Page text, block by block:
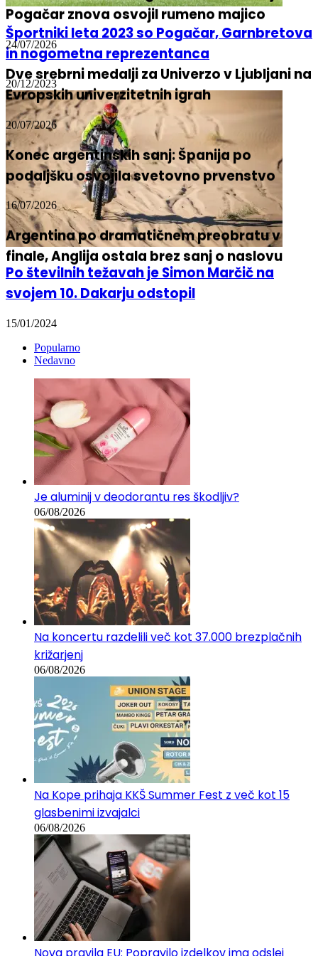
Pogačar znova osvojil rumeno majico
24/07/2026
Dve srebrni medalji za Univerzo v Ljubljani na
Evropskih univerzitetnih igrah
20/07/2026
Konec argentinskih sanj: Španija po
podaljšku osvojila svetovno prvenstvo
16/07/2026
Argentina po dramatičnem preobratu v
finale, Anglija ostala brez sanj o naslovu
Športniki leta 2023 so Pogačar, Garnbretova
in nogometna reprezentanca
20/12/2023
Po številnih težavah je Simon Marčič na
svojem 10. Dakarju odstopil
Popularno
Je aluminij v deodorantu res škodljiv?
06/08/2026
Na koncertu razdelili več kot 37.000 brezplačnih
križarjenj
Na Kope prihaja KKŠ Summer Fest z več kot 15
glasbenimi izvajalci
06/08/2026